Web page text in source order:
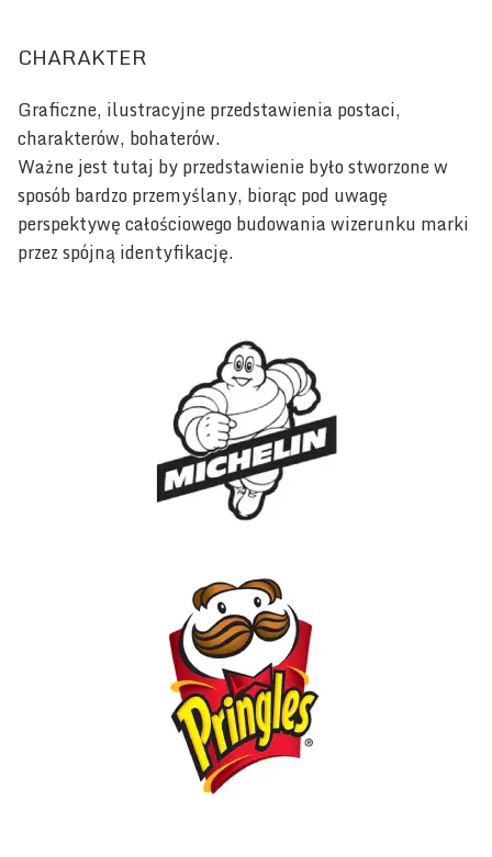
CHARAKTER
Graficzne, ilustracyjne przedstawienia postaci,
charakterów, bohaterów.
Ważne jest tutaj by przedstawienie było stworzone w
sposób bardzo przemyślany, biorąc pod uwagę
perspektywę całościowego budowania wizerunku marki
przez spójną identyfikację.